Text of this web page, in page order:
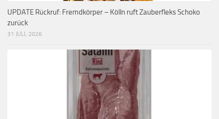
UPDATE Rückruf: Fremdkörper – Kölln ruft Zauberfleks Schoko
zurück
31 JULI, 2026